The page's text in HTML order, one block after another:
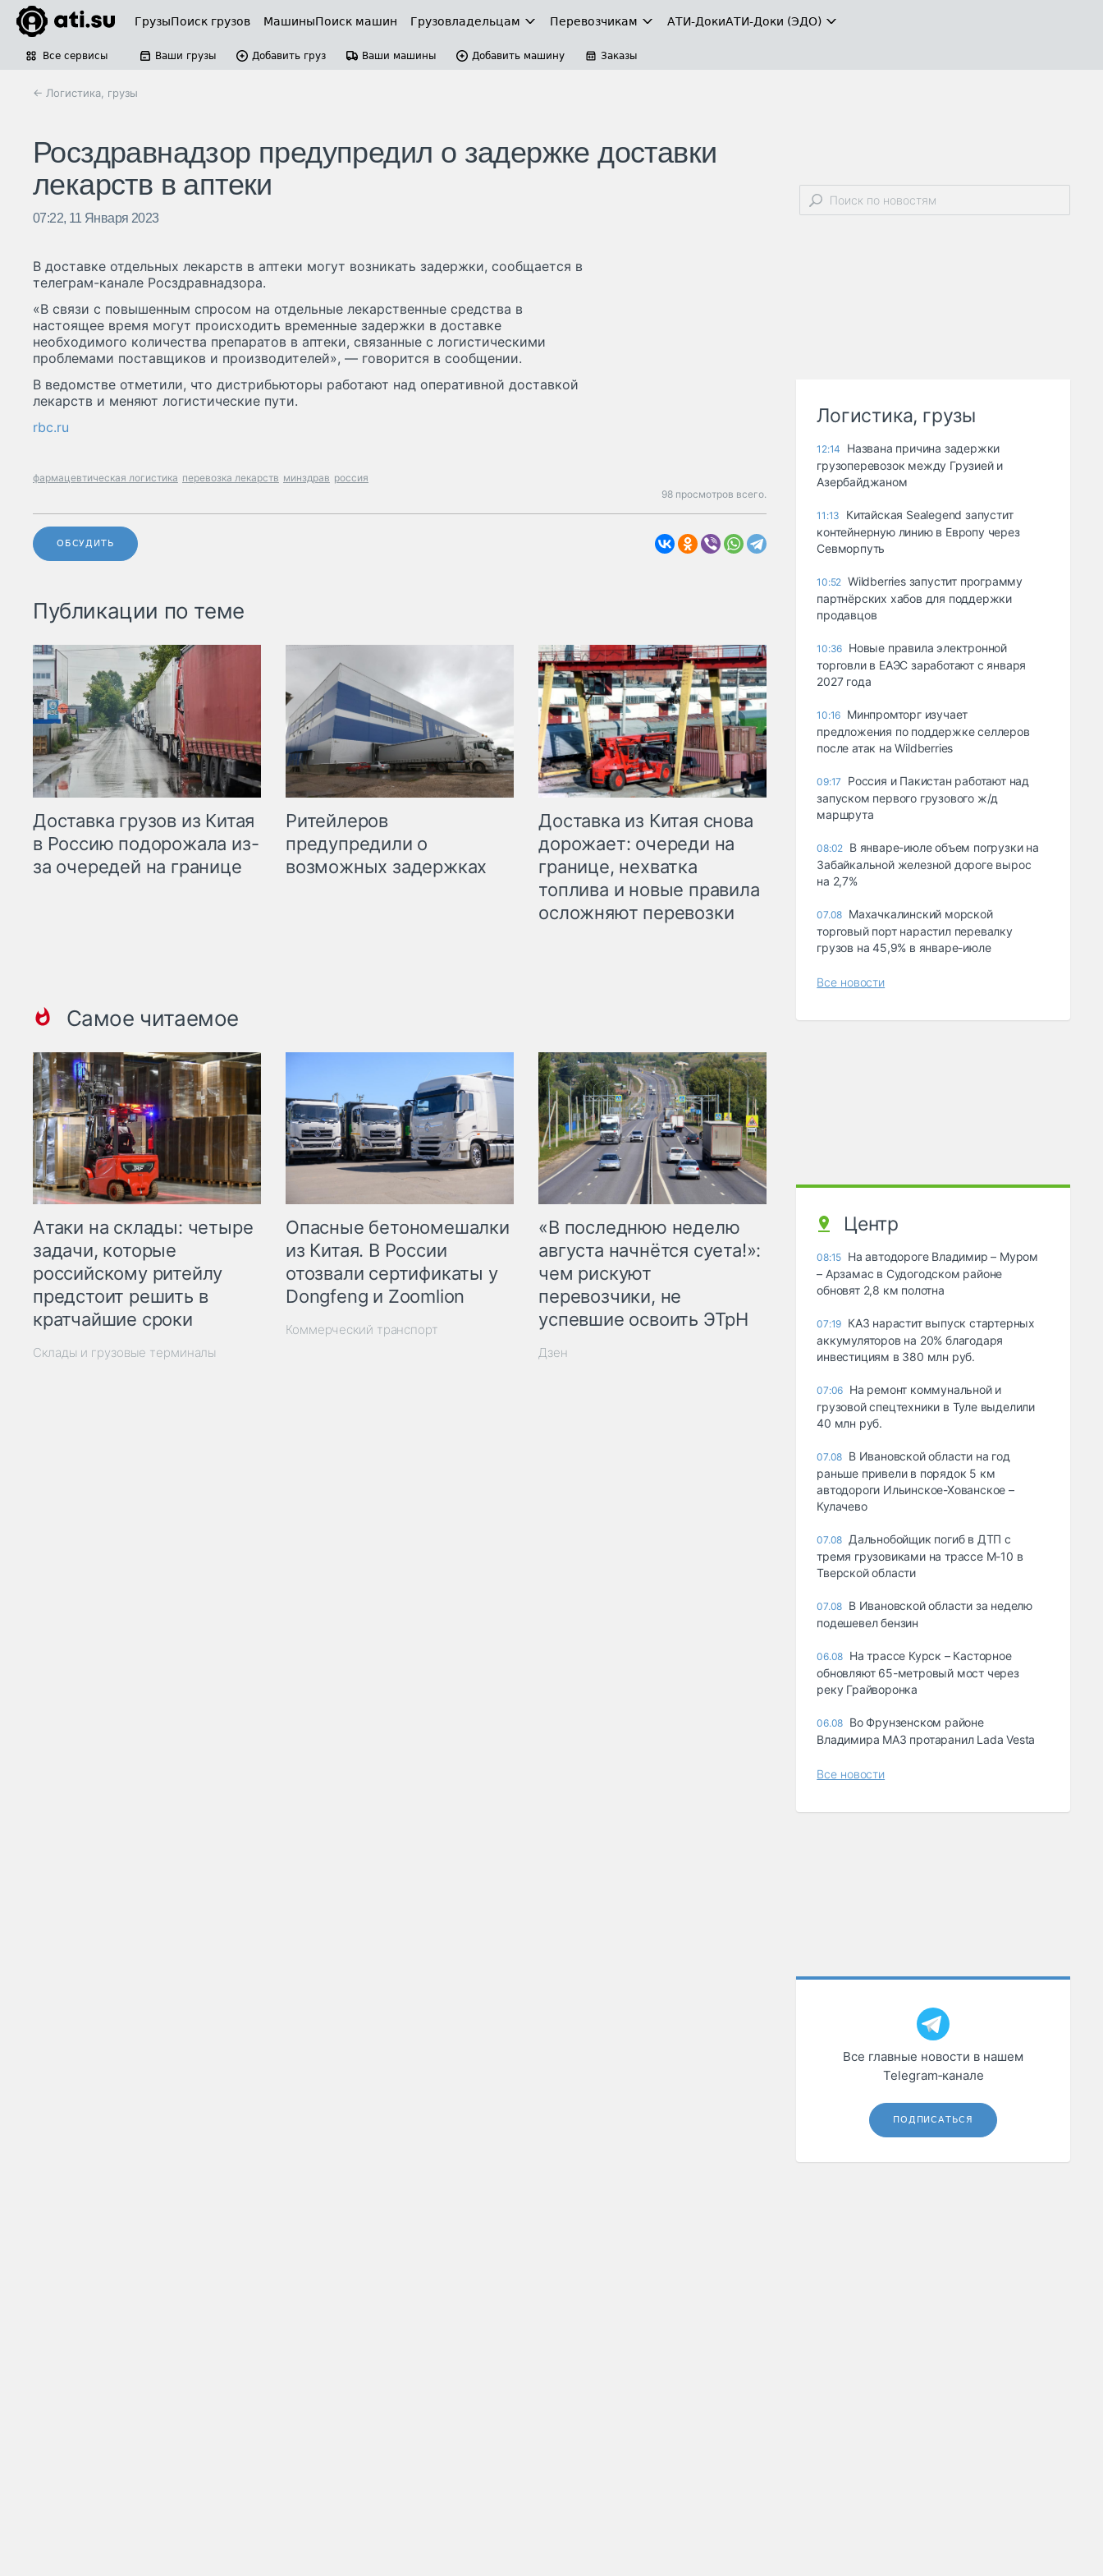
ГрузыПоиск грузов МашиныПоиск машин Грузовладельцам Перевозчикам АТИ-ДокиАТИ-Доки (ЭДО)
Все сервисы Ваши грузы Добавить груз Ваши машины Добавить машину Заказы
← Логистика, грузы
Росздравнадзор предупредил о задержке доставки
лекарств в аптеки
07:22, 11 Января 2023
В доставке отдельных лекарств в аптеки могут возникать задержки, сообщается в
телеграм-канале Росздравнадзора.
«В связи с повышенным спросом на отдельные лекарственные средства в
настоящее время могут происходить временные задержки в доставке
необходимого количества препаратов в аптеки, связанные с логистическими
проблемами поставщиков и производителей», — говорится в сообщении.
В ведомстве отметили, что дистрибьюторы работают над оперативной доставкой
лекарств и меняют логистические пути.
rbc.ru
фармацевтическая логистика перевозка лекарств минздрав россия
98 просмотров всего.
ОБСУДИТЬ
Публикации по теме
Доставка грузов из Китая
в Россию подорожала из-
за очередей на границе
Ритейлеров
предупредили о
возможных задержках
Доставка из Китая снова
дорожает: очереди на
границе, нехватка
топлива и новые правила
осложняют перевозки
Самое читаемое
Атаки на склады: четыре
задачи, которые
российскому ритейлу
предстоит решить в
кратчайшие сроки
Склады и грузовые терминалы
Опасные бетономешалки
из Китая. В России
отозвали сертификаты у
Dongfeng и Zoomlion
Коммерческий транспорт
«В последнюю неделю
августа начнётся суета!»:
чем рискуют
перевозчики, не
успевшие освоить ЭТрН
Дзен
Логистика, грузы
12:14
Названа причина задержки
грузоперевозок между Грузией и
Азербайджаном
11:13
Китайская Sealegend запустит
контейнерную линию в Европу через
Севморпуть
10:52 Wildberries запустит программу
партнёрских хабов для поддержки
продавцов
10:36 Новые правила электронной
торговли в ЕАЭС заработают с января
2027 года
10:16 Минпромторг изучает
предложения по поддержке селлеров
после атак на Wildberries
09:17
Россия и Пакистан работают над
запуском первого грузового ж/д
маршрута
08:02 В январе-июле объем погрузки на
Забайкальной железной дороге вырос
на 2,7%
07.08 Махачкалинский морской
торговый порт нарастил перевалку
грузов на 45,9% в январе-июле
Все новости
Центр
08:15 На автодороге Владимир – Муром
– Арзамас в Судогодском районе
обновят 2,8 км полотна
07:19 КАЗ нарастит выпуск стартерных
аккумуляторов на 20% благодаря
инвестициям в 380 млн руб.
07:06 На ремонт коммунальной и
грузовой спецтехники в Туле выделили
40 млн руб.
07.08 В Ивановской области на год
раньше привели в порядок 5 км
автодороги Ильинское-Хованское –
Кулачево
07.08 Дальнобойщик погиб в ДТП с
тремя грузовиками на трассе М-10 в
Тверской области
07.08 В Ивановской области за неделю
подешевел бензин
06.08 На трассе Курск – Касторное
обновляют 65-метровый мост через
реку Грайворонка
06.08 Во Фрунзенском районе
Владимира МАЗ протаранил Lada Vesta
Все новости
Все главные новости в нашем
Telegram‑канале
ПОДПИСАТЬСЯ